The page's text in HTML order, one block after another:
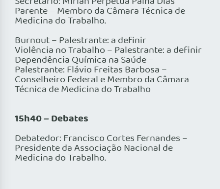
Parente – Membro da Câmara Técnica de
Medicina do Trabalho.
Burnout – Palestrante: a definir
Violência no Trabalho – Palestrante: a definir
Dependência Química na Saúde –
Palestrante: Flávio Freitas Barbosa –
Conselheiro Federal e Membro da Câmara
Técnica de Medicina do Trabalho
15h40 – Debates
Debatedor: Francisco Cortes Fernandes –
Presidente da Associação Nacional de
Medicina do Trabalho.